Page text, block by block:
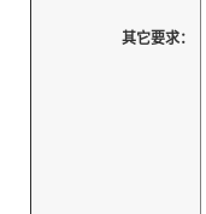
其它要求：